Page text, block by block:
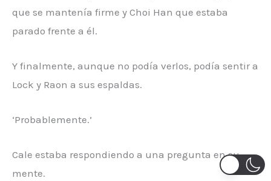
que se mantenía firme y Choi Han que estaba
parado frente a él.
Y finalmente, aunque no podía verlos, podía sentir a
Lock y Raon a sus espaldas.
‘Probablemente.’
Cale estaba respondiendo a una pregunta en su
mente.